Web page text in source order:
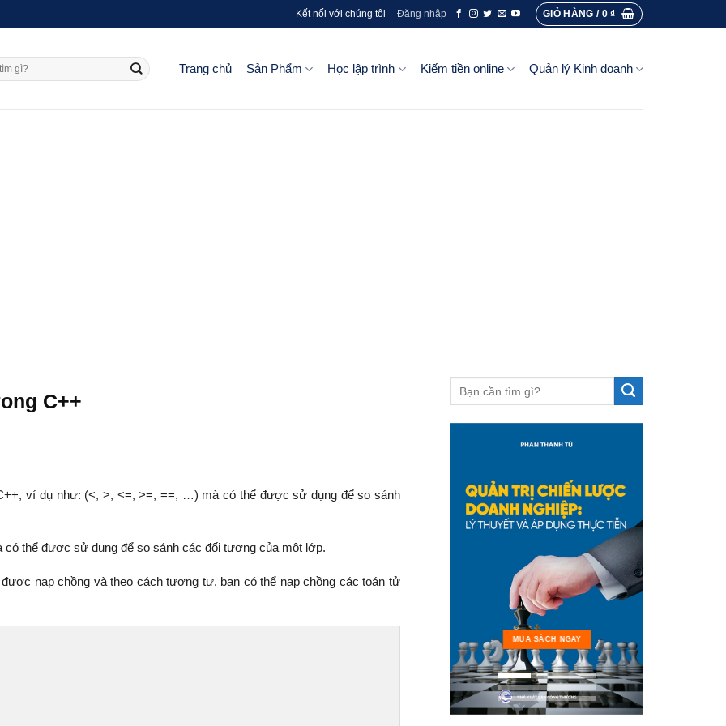
Kết nối với chúng tôi Đăng nhập GIỎ HÀNG / 0₫
Trang chủ Sản Phẩm Học lập trình Kiếm tiền online Quản lý Kinh doanh
C++
ví dụ như: (<, >, <=, >=, ==, …) mà có thể được sử dụng để so sánh
có thể được sử dụng để so sánh các đối tượng của một lớp.
nạp chồng và theo cách tương tự, bạn có thể nạp chồng các toán tử
MUA SÁCH NGAY